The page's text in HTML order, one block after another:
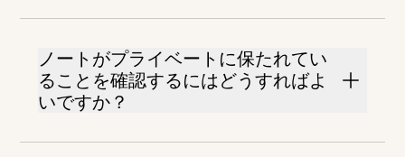
ノートがプライベートに保たれてい
ることを確認するにはどうすればよ
いですか？